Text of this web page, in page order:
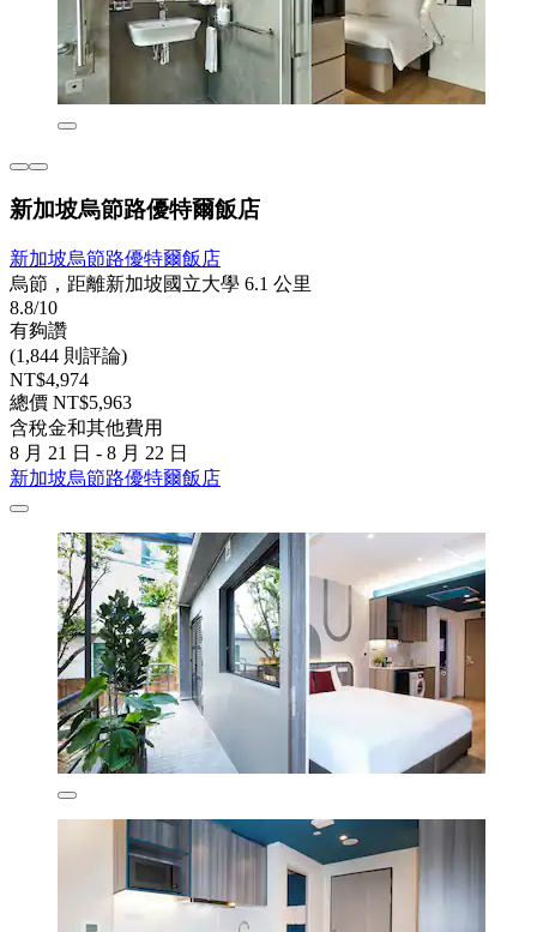
新加坡烏節路優特爾飯店
新加坡烏節路優特爾飯店
烏節，距離新加坡國立大學 6.1 公里
8.8/10
有夠讚
(1,844 則評論)
NT$4,974
總價 NT$5,963
含稅金和其他費用
8 月 21 日 - 8 月 22 日
新加坡烏節路優特爾飯店